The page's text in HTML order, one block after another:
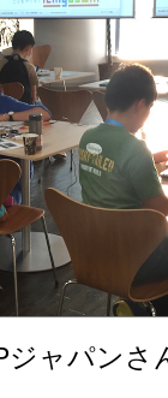
ャパンさ